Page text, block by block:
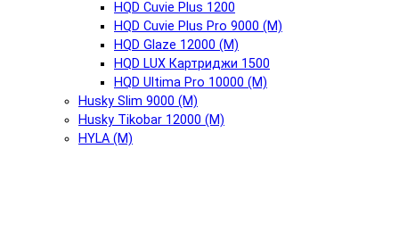
HQD Cuvie Plus 1200
HQD Cuvie Plus Pro 9000 (М)
HQD Glaze 12000 (М)
HQD LUX Картриджи 1500
HQD Ultima Pro 10000 (М)
Husky Slim 9000 (М)
Husky Tikobar 12000 (М)
HYLA (М)